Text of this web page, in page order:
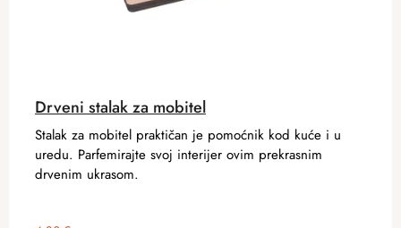
Drveni stalak za mobitel
Stalak za mobitel praktičan je pomoćnik kod kuće i u
uredu. Parfemirajte svoj interijer ovim prekrasnim
drvenim ukrasom.